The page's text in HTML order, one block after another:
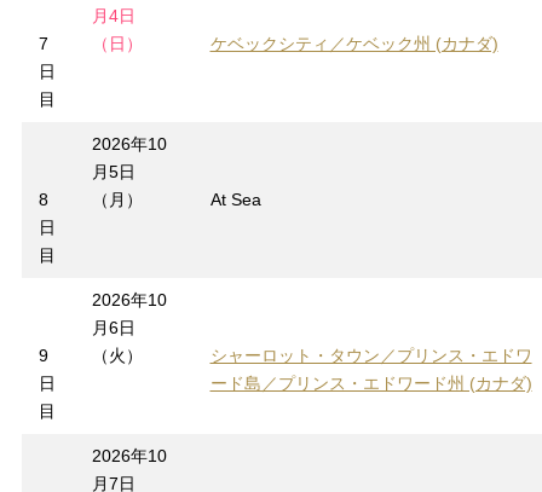
7
日
目
月4日
（日）
ケベックシティ／ケベック州 (カナダ)
8
日
目
2026年10
月5日
（月）
At Sea
9
日
目
2026年10
月6日
（火）
シャーロット・タウン／プリンス・エドワ
ード島／プリンス・エドワード州 (カナダ)
2026年10
月7日